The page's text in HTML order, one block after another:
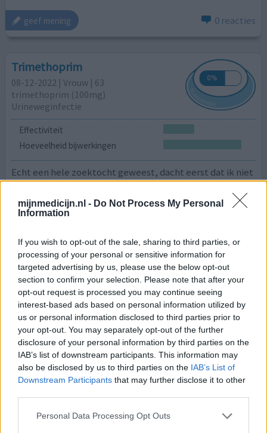
mijnmedicijn.nl - Do Not Process My Personal
Information
If you wish to opt-out of the sale, sharing to third parties, or
processing of your personal or sensitive information for
targeted advertising by us, please use the below opt-out
section to confirm your selection. Please note that after your
opt-out request is processed you may continue seeing
interest-based ads based on personal information utilized by
us or personal information disclosed to third parties prior to
your opt-out. You may separately opt-out of the further
disclosure of your personal information by third parties on the
IAB’s list of downstream participants. This information may
also be disclosed by us to third parties on the IAB’s List of
Downstream Participants that may further disclose it to other
Personal Data Processing Opt Outs
geef mening 0 reacties
Trimethoprim
08-12-2022 | Vrouw | 63
trimethoprim (100mg)
Urineweginfectie
Effectiviteit
Hoeveelheid bijwerkingen
Echt een hele zoektocht geweest, dacht eerst dat ik niet
goed ingesteld zou zijn op schildklier, het kwartje valt,
morgen in overleg voor andere medicatie.
Trimethoprim
27-07-2022 | Vrouw | 64
trimethoprim (100mg)
Urineweginfectie
Effectiviteit
Hoeveelheid bijwerkingen
Blaasontsteking gekregen door trastuzemab. Maanden
nu ruim 2 maanden. Moet er mee stoppen. Ben al